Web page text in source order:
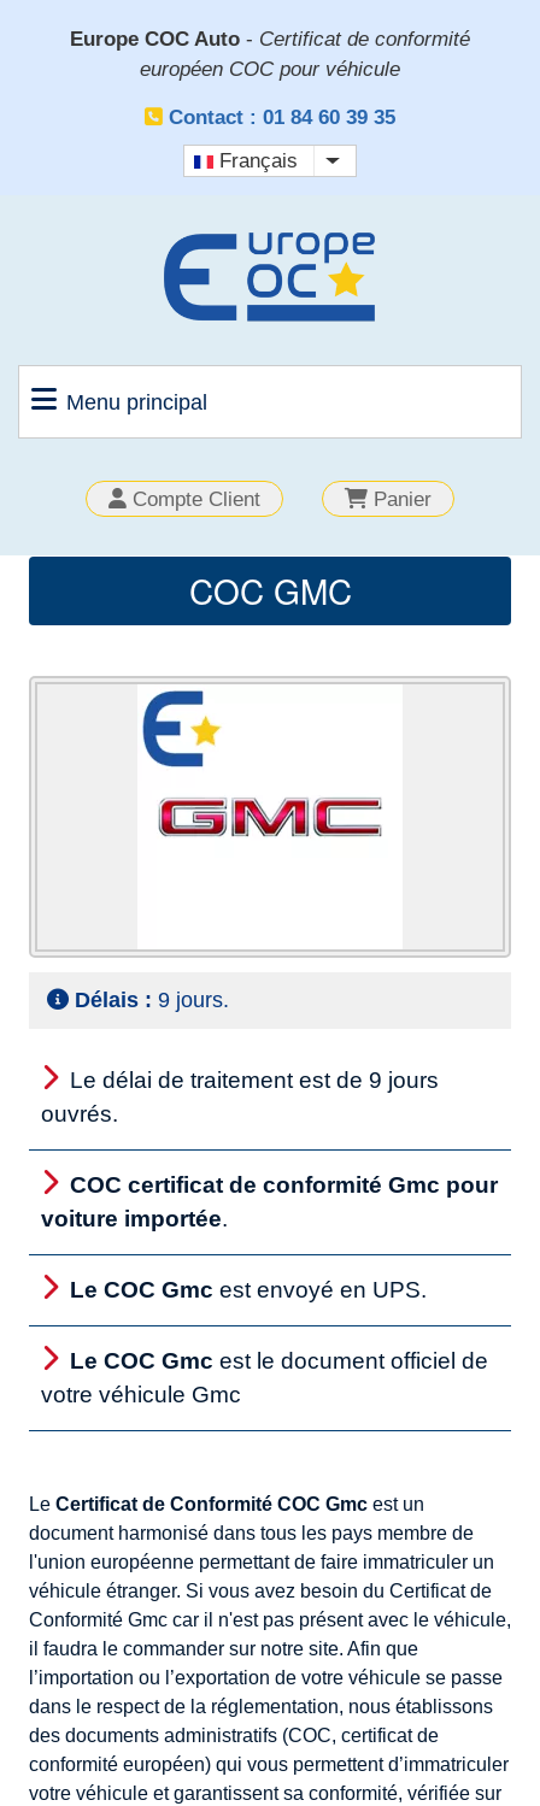
Europe COC Auto - Certificat de conformité
européen COC pour véhicule
Contact : 01 84 60 39 35
Français
Lister les actions
Menu principal
OUTILS
CLIENT
Compte Client Panier
COC GMC
Délais : 9 jours.
Le délai de traitement est de 9 jours
ouvrés.
COC certificat de conformité Gmc pour
voiture importée.
Le COC Gmc est envoyé en UPS.
Le COC Gmc est le document officiel de
votre véhicule Gmc
Le Certificat de Conformité COC Gmc est un
document harmonisé dans tous les pays membre de
l'union européenne permettant de faire immatriculer un
véhicule étranger. Si vous avez besoin du Certificat de
Conformité Gmc car il n'est pas présent avec le véhicule,
il faudra le commander sur notre site. Afin que
l’importation ou l’exportation de votre véhicule se passe
dans le respect de la réglementation, nous établissons
des documents administratifs (COC, certificat de
conformité européen) qui vous permettent d’immatriculer
votre véhicule et garantissent sa conformité, vérifiée sur